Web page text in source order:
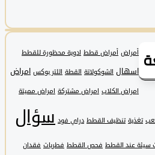
أمراض قطط ادوية محظورة للقطط
اسهال الشوكولاتة القطة اللتر بوكس امراض
الكلاب امراض مشتركة امراض مميتة
تنظيف القطط دراي فود سؤال
القطط فحص القطط فطريات فقدان